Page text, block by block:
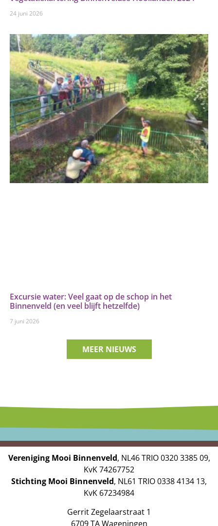
24 juni 2026
Excursie water: Veel gaat op de schop in het
Binnenveld (en veel blijft hetzelfde)
7 juni 2026
MEER NIEUWS
Vereniging Mooi Binnenveld, NL46 TRIO 0320 3385 09,
KvK 74267752
Stichting Mooi Binnenveld, NL61 TRIO 0338 4134 13,
KvK 67234984
Gerrit Zegelaarstraat 1
6709 TA Wageningen